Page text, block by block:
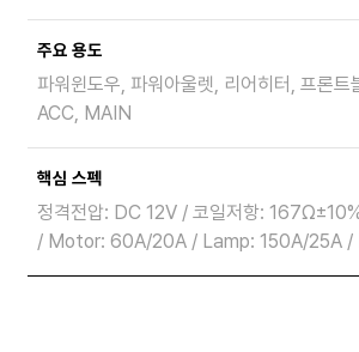
주요 용도
파워윈도우, 파워아울렛, 리어히터, 프론트
ACC, MAIN
핵심 스펙
정격전압: DC 12V / 코일저항:
/ Motor: 60A/20A / Lamp: 150A/25A